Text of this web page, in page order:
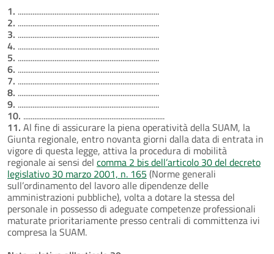
1. .............................................................................
2. .............................................................................
3. .............................................................................
4. .............................................................................
5. .............................................................................
6. .............................................................................
7. .............................................................................
8. .............................................................................
9. .............................................................................
10. .............................................................................
11. Al fine di assicurare la piena operatività della SUAM, la
Giunta regionale, entro novanta giorni dalla data di entrata in
vigore di questa legge, attiva la procedura di mobilità
regionale ai sensi del comma 2 bis dell’articolo 30 del decreto
legislativo 30 marzo 2001, n. 165 (Norme generali
sull’ordinamento del lavoro alle dipendenze delle
amministrazioni pubbliche), volta a dotare la stessa del
personale in possesso di adeguate competenze professionali
maturate prioritariamente presso centrali di committenza ivi
compresa la SUAM.